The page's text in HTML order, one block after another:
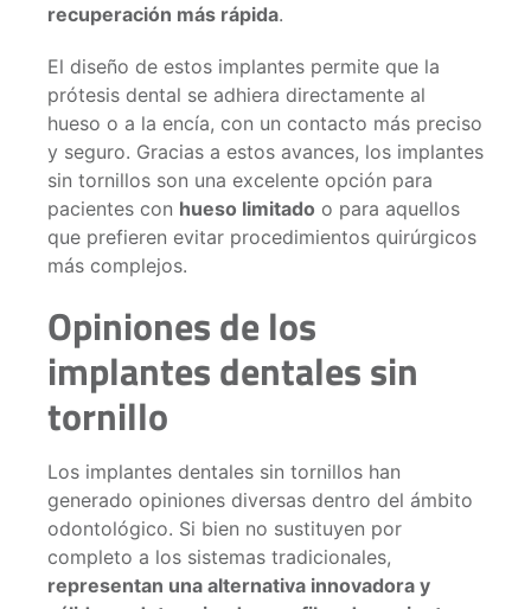
recuperación más rápida.
El diseño de estos implantes permite que la
prótesis dental se adhiera directamente al
hueso o a la encía, con un contacto más preciso
y seguro. Gracias a estos avances, los implantes
sin tornillos son una excelente opción para
pacientes con hueso limitado o para aquellos
que prefieren evitar procedimientos quirúrgicos
más complejos.
Opiniones de los
implantes dentales sin
tornillo
Los implantes dentales sin tornillos han
generado opiniones diversas dentro del ámbito
odontológico. Si bien no sustituyen por
completo a los sistemas tradicionales,
representan una alternativa innovadora y